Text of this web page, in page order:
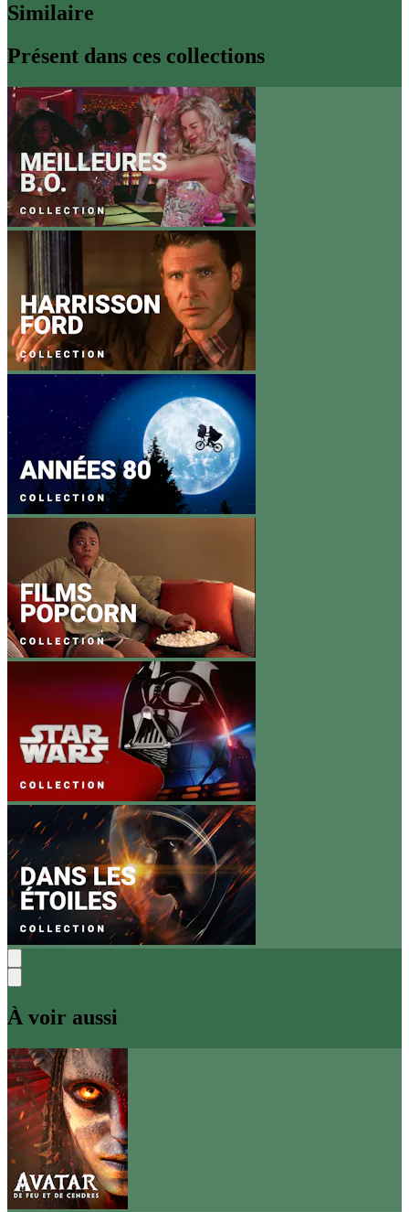
Similaire
Présent dans ces collections
À voir aussi